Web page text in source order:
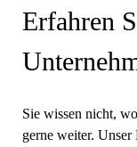
Erfahren
Sie wissen nicht,
gerne weiter.